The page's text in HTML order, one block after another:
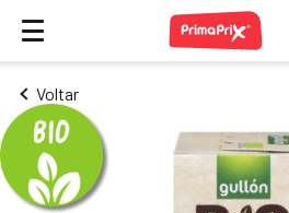
Voltar